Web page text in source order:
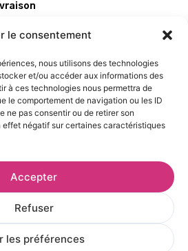
le consentement
nous utilisons des technologies
et/ou accéder aux informations des
à ces technologies nous permettra de
le comportement de navigation ou les ID
ne pas consentir ou de retirer son
négatif sur certaines caractéristiques
Accepter
Refuser
les préférences